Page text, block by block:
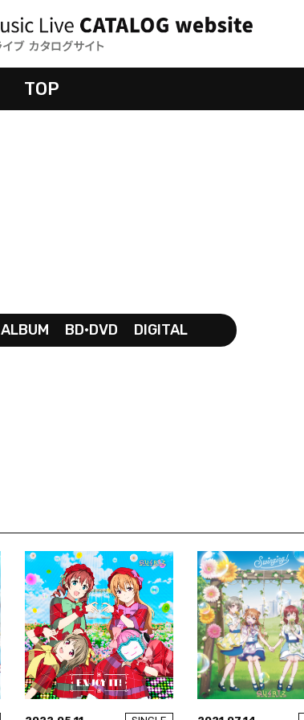
TOP
ALBUM BD•DVD DIGITAL